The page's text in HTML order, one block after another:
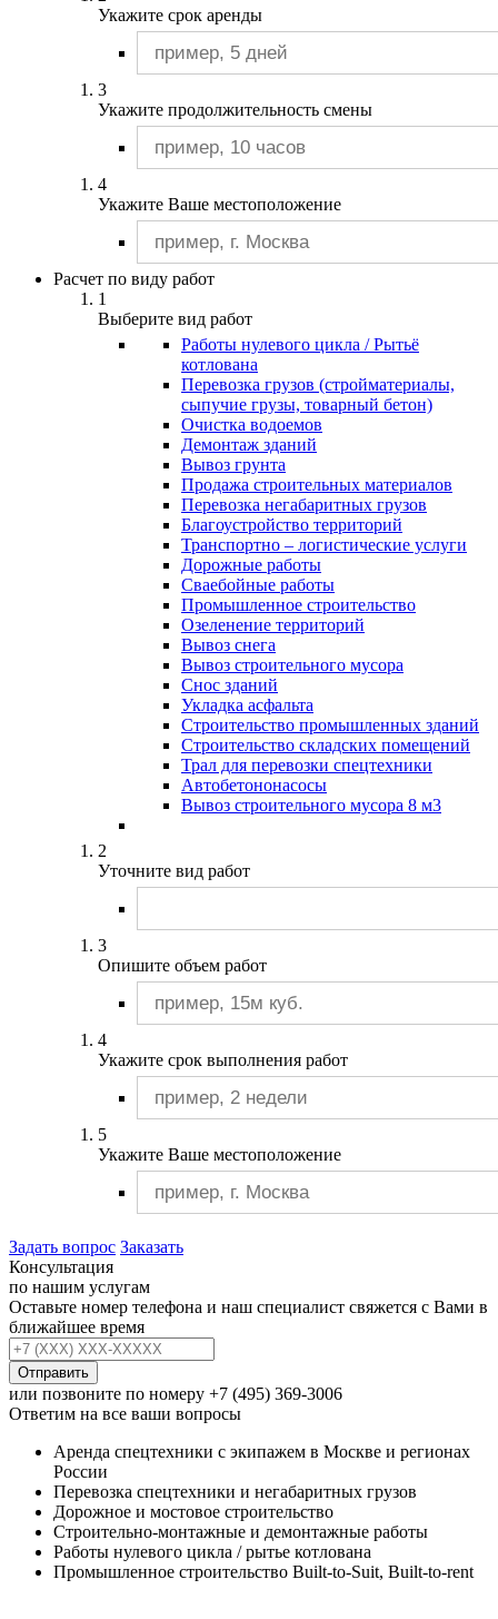
Погрузчики 5 т
Погрузчики Бобкэт
Погрузчики вилочные
Погрузчики с гидромолотом
Погрузчики телескопические
Фронтальные погрузчики
Подъемники
Подъемники пиканиски
Телескопические подъемники
Самосвалы
Самосвалы 20 м3
Гусеничные экскаваторы
Колесные эксакаваторы
Экскаватора JCB
Экскаваторы - планировщики
Экскаваторы - погрузчики
Экскаваторы - разрушители
Экскаваторы с гидромолотом
Бортовые автомобили
Бункеровозы
Вибропогружатели
Вилочные погрузчики
Длинномеры
Илососы
Компрессоры
Манипуляторы
Мини-экскаваторы
Поливомоечные машины
Сваебойные машины
Ямобуры
Укажите срок аренды
3
Укажите продолжительность смены
4
Укажите Ваше местоположение
Расчет по виду работ
1
Выберите вид работ
Работы нулевого цикла / Рытьё
котлована
Перевозка грузов (стройматериалы,
сыпучие грузы, товарный бетон)
Очистка водоемов
Демонтаж зданий
Вывоз грунта
Продажа строительных материалов
Перевозка негабаритных грузов
Благоустройство территорий
Транспортно – логистические услуги
Дорожные работы
Сваебойные работы
Промышленное строительство
Озеленение территорий
Вывоз снега
Вывоз строительного мусора
Снос зданий
Укладка асфальта
Строительство промышленных зданий
Строительство складских помещений
Трал для перевозки спецтехники
Автобетононасосы
Вывоз строительного мусора 8 м3
2
Уточните вид работ
3
Опишите объем работ
4
Укажите срок выполнения работ
5
Укажите Ваше местоположение
Задать вопрос Заказать
Консультация
по нашим услугам
Оставьте номер телефона и наш специалист свяжется с Вами в
ближайшее время
Отправить
или позвоните по номеру +7 (495) 369-3006
Ответим на все ваши вопросы
Аренда спецтехники с экипажем в Москве и регионах
России
Перевозка спецтехники и негабаритных грузов
Дорожное и мостовое строительство
Строительно-монтажные и демонтажные работы
Работы нулевого цикла / рытье котлована
Промышленное строительство Built-to-Suit, Built-to-rent